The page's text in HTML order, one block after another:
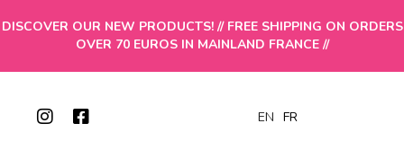
DISCOVER OUR NEW PRODUCTS! // FREE SHIPPING ON ORDERS
OVER 70 EUROS IN MAINLAND FRANCE //
EN FR